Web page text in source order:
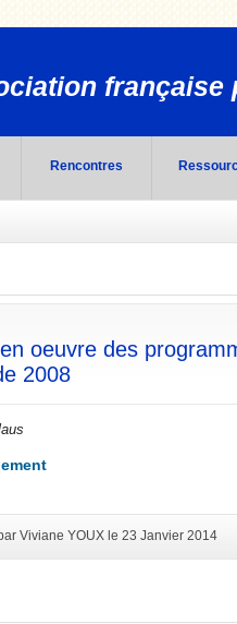
française
Rencontres
oeuvre des
2008
Viviane YOUX le 23 Janvier 2014